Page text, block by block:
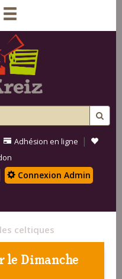
Adhésion en ligne |
Connexion Admin
celtiques
le Dimanche